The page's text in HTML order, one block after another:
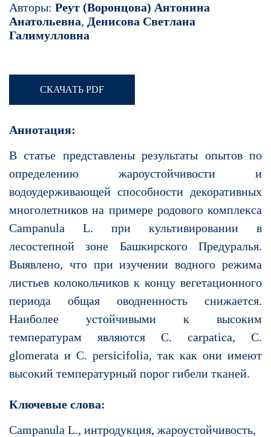
Авторы: Реут (Воронцова) Антонина
Анатольевна, Денисова Светлана
Галимулловна
СКАЧАТЬ PDF
Аннотация:
В статье представлены результаты опытов по
определению жароустойчивости и
водоудерживающей способности декоративных
многолетников на примере родового комплекса
Campanula L. при культивировании в
лесостепной зоне Башкирского Предуралья.
Выявлено, что при изучении водного режима
листьев колокольчиков к концу вегетационного
периода общая оводненность снижается.
Наиболее устойчивыми к высоким
температурам являются С. carpatica, C.
glomerata и C. persicifolia, так как они имеют
высокий температурный порог гибели тканей.
Ключевые слова:
Campanula L., интродукция, жароустойчивость,